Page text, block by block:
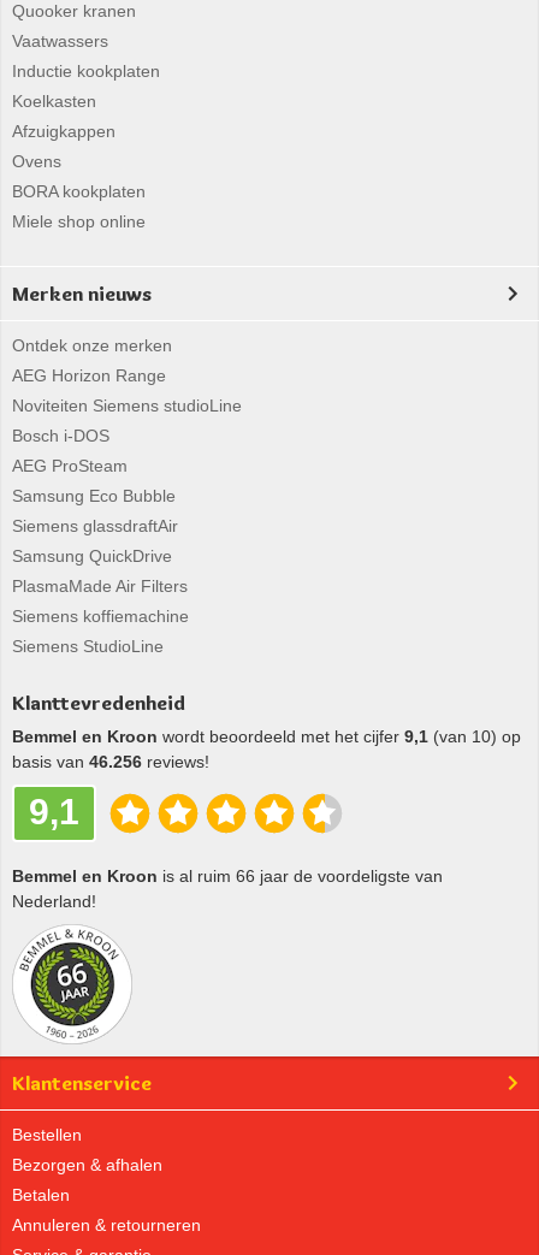
Quooker kranen
Vaatwassers
Inductie kookplaten
Koelkasten
Afzuigkappen
Ovens
BORA kookplaten
Miele shop online
Merken nieuws
Ontdek onze merken
AEG Horizon Range
Noviteiten Siemens studioLine
Bosch i-DOS
AEG ProSteam
Samsung Eco Bubble
Siemens glassdraftAir
Samsung QuickDrive
PlasmaMade Air Filters
Siemens koffiemachine
Siemens StudioLine
Klanttevredenheid
Bemmel en Kroon wordt beoordeeld met het cijfer 9,1 (van 10) op
basis van 46.256 reviews!
9,1
Bemmel en Kroon is al ruim 66 jaar de voordeligste van
Nederland!
Klantenservice
Bestellen
Bezorgen & afhalen
Betalen
Annuleren & retourneren